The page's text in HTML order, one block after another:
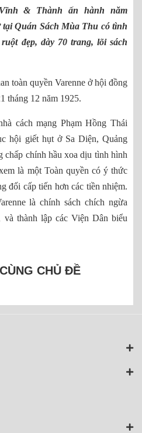
& Thành ấn hành năm
Quán Sách Mùa Thu có tình
đẹp, dày 70 trang, lõi sách
toàn quyền Varenne ở hội đồng
tháng 12 năm 1925.
cách mạng Phạm Hồng Thái
hội giết hụt ở Sa Diện, Quảng
chấp chính hầu xoa dịu tình hình
là một Toàn quyền có ý thức
đối cấp tiến hơn các tiền nhiệm.
là chính sách chích ngừa
thành lập các Viện Dân biểu
CHỦ ĐỀ